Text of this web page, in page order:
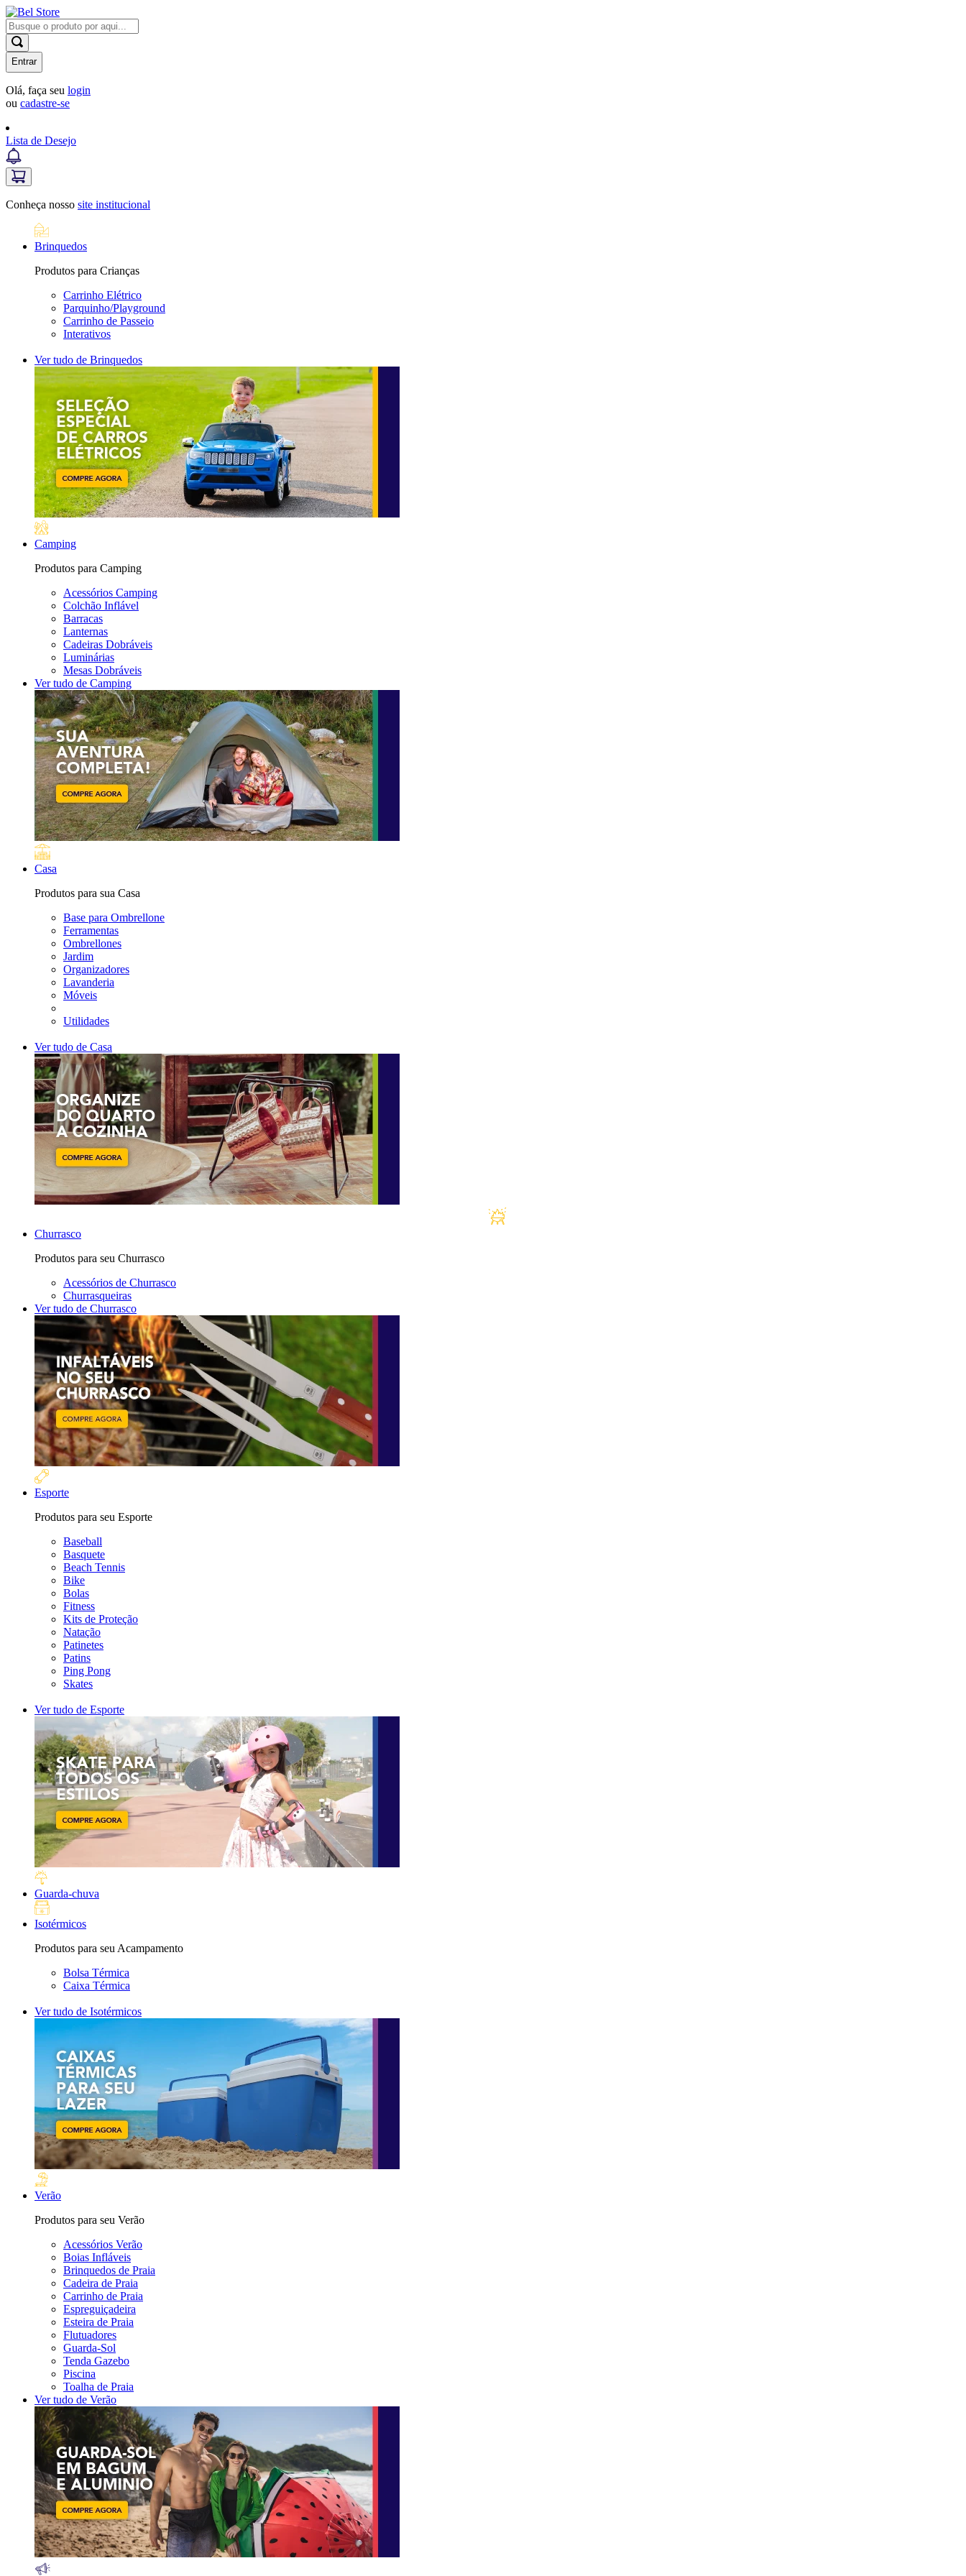
Entrar
Olá, faça seu login
ou cadastre-se
Lista de Desejo
Conheça nosso site institucional
Brinquedos
Produtos para Crianças
Carrinho Elétrico
Parquinho/Playground
Carrinho de Passeio
Interativos
Ver tudo de Brinquedos
Camping
Produtos para Camping
Acessórios Camping
Colchão Inflável
Barracas
Lanternas
Cadeiras Dobráveis
Luminárias
Mesas Dobráveis
Ver tudo de Camping
Casa
Produtos para sua Casa
Base para Ombrellone
Ferramentas
Ombrellones
Jardim
Organizadores
Lavanderia
Móveis
Utilidades
Ver tudo de Casa
Churrasco
Produtos para seu Churrasco
Acessórios de Churrasco
Churrasqueiras
Ver tudo de Churrasco
Esporte
Produtos para seu Esporte
Baseball
Basquete
Beach Tennis
Bike
Bolas
Fitness
Kits de Proteção
Natação
Patinetes
Patins
Ping Pong
Skates
Ver tudo de Esporte
Guarda-chuva
Isotérmicos
Produtos para seu Acampamento
Bolsa Térmica
Caixa Térmica
Ver tudo de Isotérmicos
Verão
Produtos para seu Verão
Acessórios Verão
Boias Infláveis
Brinquedos de Praia
Cadeira de Praia
Carrinho de Praia
Espreguiçadeira
Esteira de Praia
Flutuadores
Guarda-Sol
Tenda Gazebo
Piscina
Toalha de Praia
Ver tudo de Verão